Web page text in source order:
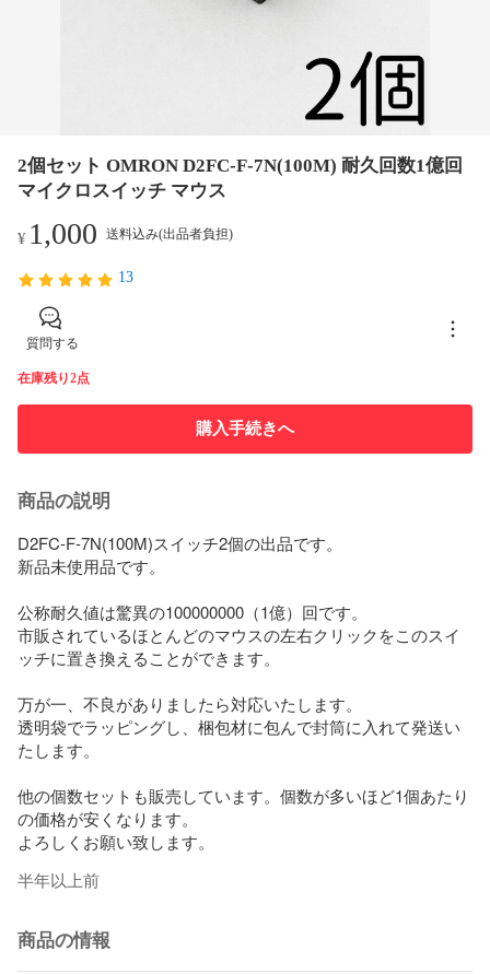
2個セット OMRON D2FC-F-7N(100M) 耐久回数1億回
マイクロスイッチ マウス
¥ 1,000 送料込み(出品者負担)
13
質問する
在庫残り2点
購入手続きへ
商品の説明
D2FC-F-7N(100M)スイッチ2個の出品です。
新品未使用品です。
公称耐久値は驚異の100000000（1億）回です。
市販されているほとんどのマウスの左右クリックをこのスイ
ッチに置き換えることができます。
万が一、不良がありましたら対応いたします。
透明袋でラッピングし、梱包材に包んで封筒に入れて発送い
たします。
他の個数セットも販売しています。個数が多いほど1個あたり
の価格が安くなります。
よろしくお願い致します。
半年以上前
商品の情報